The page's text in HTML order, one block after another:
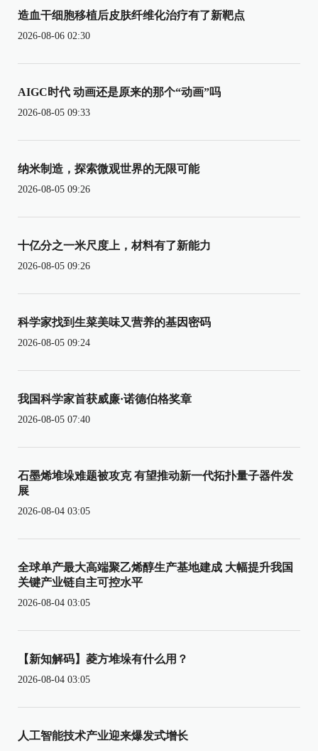
造血干细胞移植后皮肤纤维化治疗有了新靶点
2026-08-06 02:30
AIGC时代 动画还是原来的那个“动画”吗
2026-08-05 09:33
纳米制造，探索微观世界的无限可能
2026-08-05 09:26
十亿分之一米尺度上，材料有了新能力
2026-08-05 09:26
科学家找到生菜美味又营养的基因密码
2026-08-05 09:24
我国科学家首获威廉·诺德伯格奖章
2026-08-05 07:40
石墨烯堆垛难题被攻克 有望推动新一代拓扑量子器件发
展
2026-08-04 03:05
全球单产最大高端聚乙烯醇生产基地建成 大幅提升我国
关键产业链自主可控水平
2026-08-04 03:05
【新知解码】菱方堆垛有什么用？
2026-08-04 03:05
人工智能技术产业迎来爆发式增长